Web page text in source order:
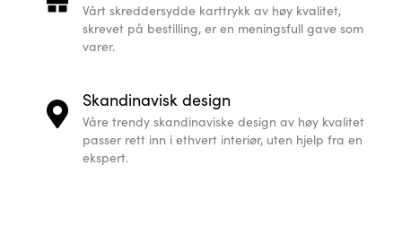
Vårt skreddersydde karttrykk av høy kvalitet,
skrevet på bestilling, er en meningsfull gave som
varer.
Skandinavisk design
Våre trendy skandinaviske design av høy kvalitet
passer rett inn i ethvert interiør, uten hjelp fra en
ekspert.